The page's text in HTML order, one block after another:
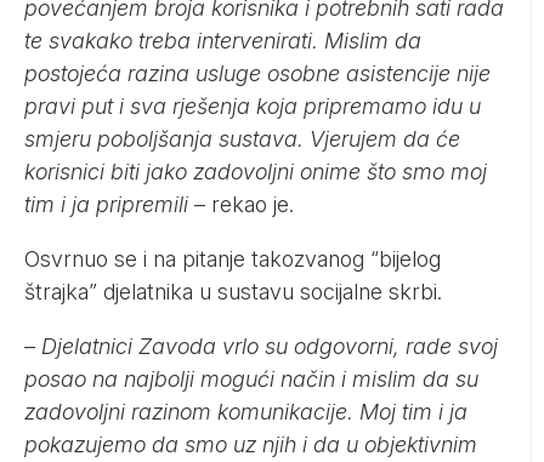
povećanjem broja korisnika i potrebnih sati rada
te svakako treba intervenirati. Mislim da
postojeća razina usluge osobne asistencije nije
pravi put i sva rješenja koja pripremamo idu u
smjeru poboljšanja sustava. Vjerujem da će
korisnici biti jako zadovoljni onime što smo moj
tim i ja pripremili – rekao je.
Osvrnuo se i na pitanje takozvanog “bijelog
štrajka” djelatnika u sustavu socijalne skrbi.
– Djelatnici Zavoda vrlo su odgovorni, rade svoj
posao na najbolji mogući način i mislim da su
zadovoljni razinom komunikacije. Moj tim i ja
pokazujemo da smo uz njih i da u objektivnim